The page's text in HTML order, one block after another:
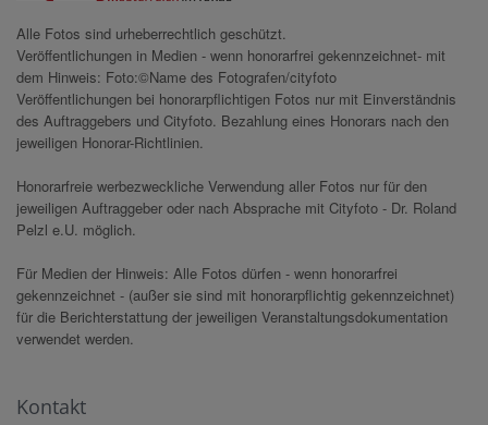
Alle Fotos sind urheberrechtlich geschützt.
Veröffentlichungen in Medien - wenn honorarfrei gekennzeichnet- mit
dem Hinweis: Foto:©Name des Fotografen/cityfoto
Veröffentlichungen bei honorarpflichtigen Fotos nur mit Einverständnis
des Auftraggebers und Cityfoto. Bezahlung eines Honorars nach den
jeweiligen Honorar-Richtlinien.
Honorarfreie werbezweckliche Verwendung aller Fotos nur für den
jeweiligen Auftraggeber oder nach Absprache mit Cityfoto - Dr. Roland
Pelzl e.U. möglich.
Für Medien der Hinweis: Alle Fotos dürfen - wenn honorarfrei
gekennzeichnet - (außer sie sind mit honorarpflichtig gekennzeichnet)
für die Berichterstattung der jeweiligen Veranstaltungsdokumentation
verwendet werden.
Kontakt